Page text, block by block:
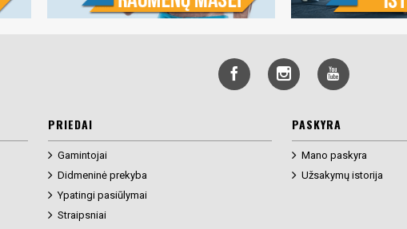
PRIEDAI
Gamintojai
Didmeninė prekyba
Ypatingi pasiūlymai
Straipsniai
PASKYRA
Mano paskyra
Užsakymų istorija